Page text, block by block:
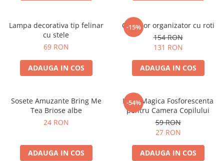
Lampa decorativa tip felinar
cu stele
69 RON
ADAUGA IN COS
-15%
Carucior organizator cu roti
154 RON
131 RON
ADAUGA IN COS
Sosete Amuzante Bring Me
Tea Briose albe
24 RON
ADAUGA IN COS
-54%
Luna Magica Fosforescenta
pentru Camera Copilului
59 RON
27 RON
ADAUGA IN COS